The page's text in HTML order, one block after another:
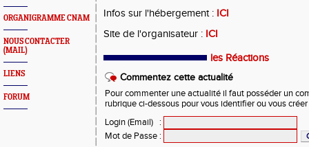
ORGANIGRAMME CNAM
NOUS CONTACTER
(MAIL)
LIENS
FORUM
Infos sur l'hébergement : ICI
Site de l'organisateur : ICI
les Réactions
Commentez cette actualité
Pour commenter une actualité il faut posséder un
rubrique ci-dessous pour vous identifier ou vous
Login (Email)
:
Mot de Passe :